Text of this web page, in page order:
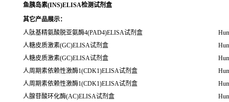
鱼胰岛素(INS)ELISA检测试剂盒
其它产品展示：
人肽基精氨酸脱亚氨酶4(PAD4)ELISA试剂盒
人糖皮质激素(GC)ELISA试剂盒
人糖皮质激素(GC)ELISA试剂盒
人周期素依赖性激酶1(CDK1)ELISA试剂盒
人周期素依赖性激酶1(CDK1)ELISA试剂盒
人腺苷酸环化酶(AC)ELISA试剂盒